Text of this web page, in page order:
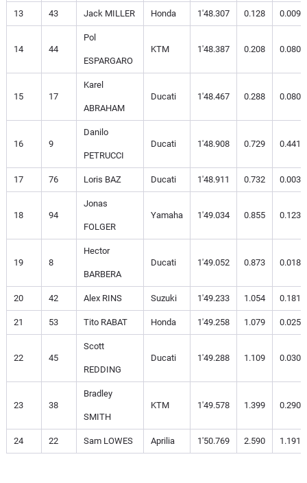
13 43 Jack MILLER Honda 1'48.307 0.128 0.009
14 44
Pol
ESPARGARO
KTM 1'48.387 0.208 0.080
15 17
Karel
ABRAHAM
Ducati 1'48.467 0.288 0.080
16 9
Danilo
PETRUCCI
Ducati 1'48.908 0.729 0.441
17 76 Loris BAZ Ducati 1'48.911 0.732 0.003
18 94
Jonas
FOLGER
Yamaha 1'49.034 0.855 0.123
19 8
Hector
BARBERA
Ducati 1'49.052 0.873 0.018
20 42 Alex RINS Suzuki 1'49.233 1.054 0.181
21 53 Tito RABAT Honda 1'49.258 1.079 0.025
22 45
Scott
REDDING
Ducati 1'49.288 1.109 0.030
23 38
Bradley
SMITH
KTM 1'49.578 1.399 0.290
24 22 Sam LOWES Aprilia 1'50.769 2.590 1.191